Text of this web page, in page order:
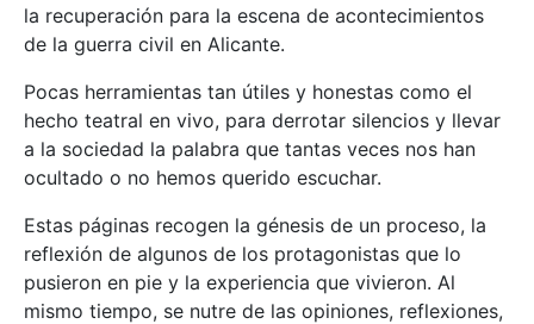
la recuperación para la escena de acontecimientos
de la guerra civil en Alicante.
Pocas herramientas tan útiles y honestas como el
hecho teatral en vivo, para derrotar silencios y llevar
a la sociedad la palabra que tantas veces nos han
ocultado o no hemos querido escuchar.
Estas páginas recogen la génesis de un proceso, la
reflexión de algunos de los protagonistas que lo
pusieron en pie y la experiencia que vivieron. Al
mismo tiempo, se nutre de las opiniones, reflexiones,